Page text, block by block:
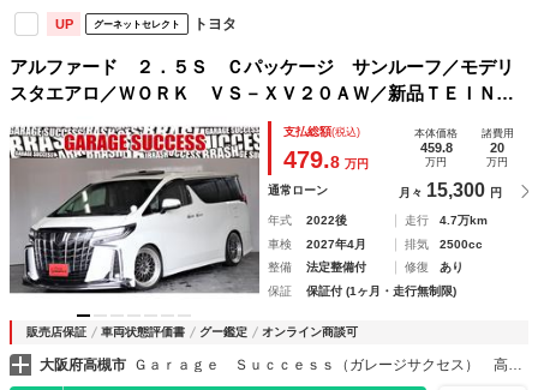
UP グーネットセレクト トヨタ
アルファード ２．５Ｓ Ｃパッケージ サンルーフ／モデリ
スタエアロ／ＷＯＲＫ ＶＳ－ＸＶ２０ＡＷ／新品ＴＥＩＮ車
高調／後席モニター／革シート／オットマン／シートヒーター
＆シートエアコン／レーダークルーズ／両側パワスラ／パワー
バックドア
支払総額(税込)
479.8 万円
本体価格
459.8
万円
諸費用
20
万円
通常ローン 月々 15,300 円
年式 2022後 走行
4.7万km
車検
2027年4月 排気
2500cc
整備
法定整備付 修復
あり
保証
保証付 (1ヶ月・走行無制限)
販売店保証 車両状態評価書 グー鑑定 オンライン商談可
大阪府高槻市